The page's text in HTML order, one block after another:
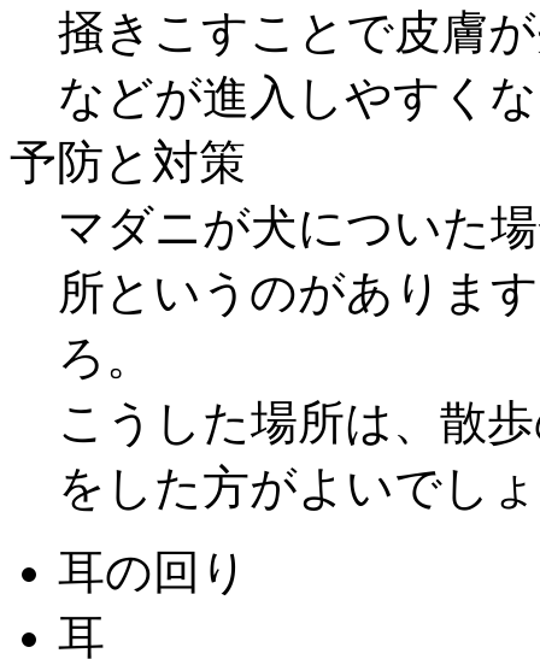
掻きこすことで皮膚
などが進入しやすく
予防と対策
マダニが犬についた
所というのがありま
ろ。
こうした場所は、散
をした方がよいでし
耳の回り
耳